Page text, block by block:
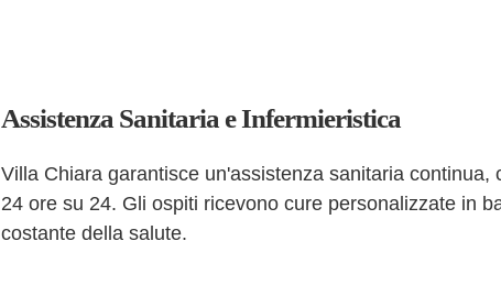
Assistenza Sanitaria e Infermieristica
Villa Chiara garantisce un'assistenza sanitaria
24 ore su 24. Gli ospiti ricevono cure personalizzate in
costante della salute.